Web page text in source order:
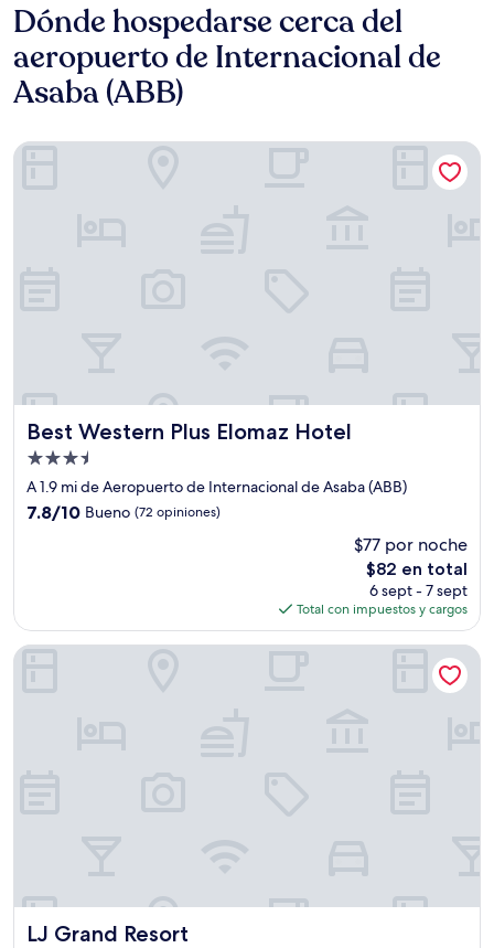
Dónde hospedarse cerca del
aeropuerto de Internacional de
Asaba (ABB)
Best Western Plus Elomaz Hotel
Best Western Plus Elomaz Hotel
Propiedad
de
3.5
estrellas
A 1.9 mi de Aeropuerto de Internacional de Asaba (ABB)
7.8
7.8/10 Bueno (72 opiniones)
$77 por noche
El
precio
actual
es
de
$82 en total
6 sept - 7 sept
Total con impuestos y cargos
Best Western Plus Elomaz Hotel
LJ Grand Resort
LJ Grand Resort
LJ Grand Resort